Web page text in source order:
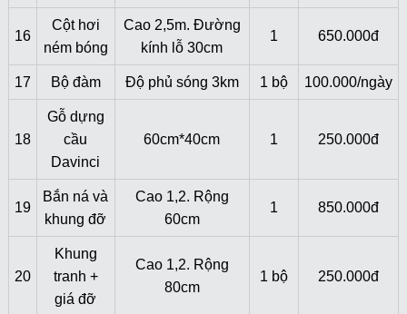
16
Cột hơi
ném bóng
Cao 2,5m. Đường
kính lỗ 30cm
1 650.000đ
17 Bộ đàm Độ phủ sóng 3km 1 bộ 100.000/ngày
18
Gỗ dựng
cầu
Davinci
60cm*40cm 1 250.000đ
19
Bắn ná và
khung đỡ
Cao 1,2. Rộng
60cm
1 850.000đ
20
Khung
tranh +
giá đỡ
Cao 1,2. Rộng
80cm
1 bộ 250.000đ